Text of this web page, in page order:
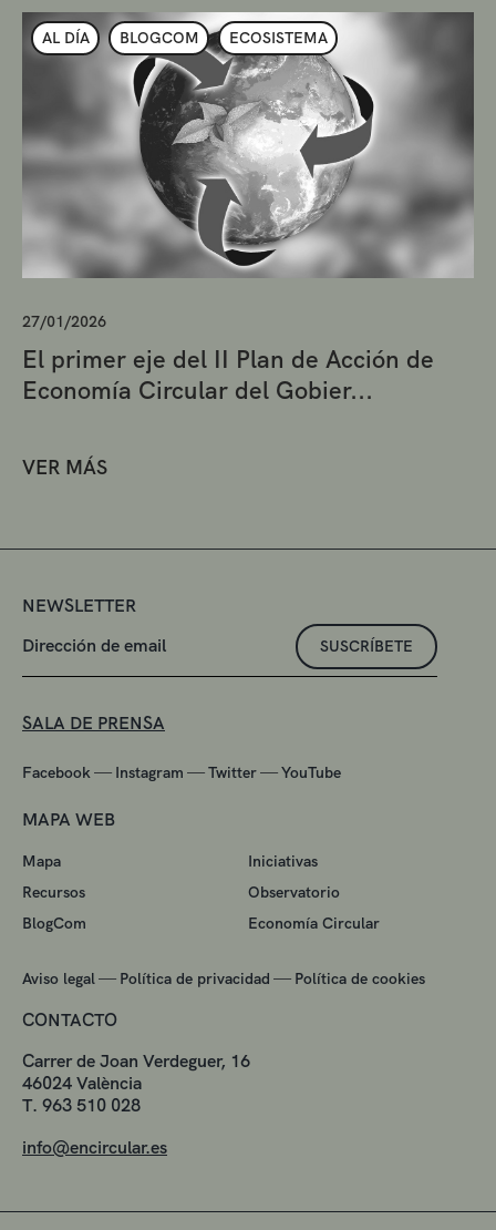
AL DÍA BLOGCOM ECOSISTEMA
27/01/2026
El primer eje del II Plan de Acción de
Economía Circular del Gobier...
VER MÁS
NEWSLETTER
SUSCRÍBETE
SALA DE PRENSA
Facebook — Instagram —Twitter—YouTube
MAPA WEB
Mapa
Iniciativas
Recursos
Observatorio
BlogCom
Economía Circular
Aviso legal — Política de privacidad — Política de cookies
CONTACTO
Carrer de Joan Verdeguer, 16
46024 València
T. 963 510 028
info@encircular.es